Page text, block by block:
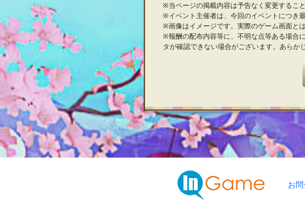
※当ページの掲載内容は予告なく変更するこ
※イベント主催者は、今回のイベントにつき
※画像はイメージです。実際のゲーム画面と
※報酬の配布内容等に、不明な点等ある場合
タが確認できない場合がございます。あらか
お